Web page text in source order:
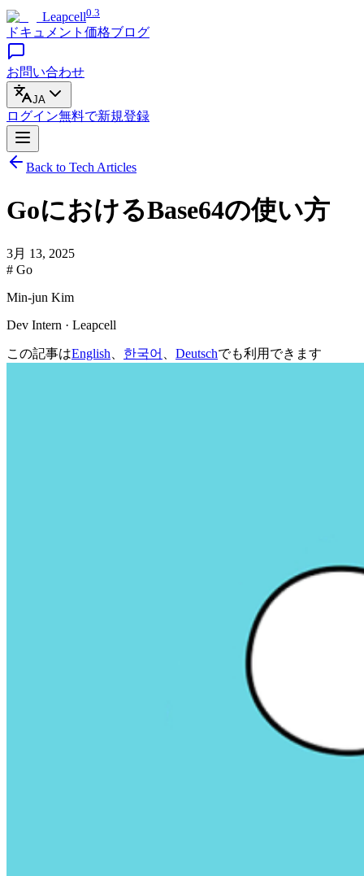
Leapcell0.3
ドキュメント 価格ブログ
お問い合わせ
JA
ログイン無料で新規登録
Back to Tech Articles
GoにおけるBase64の使い方
3月 13, 2025
# Go
Min-jun Kim
Dev Intern · Leapcell
この記事はEnglish 한국어 Deutschでも利用できます